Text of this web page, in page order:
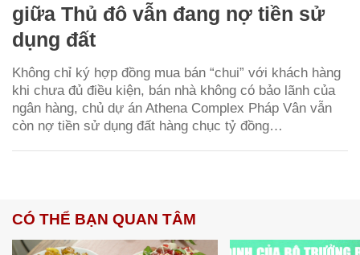
giữa Thủ đô vẫn đang nợ tiền sử
dụng đất
Không chỉ ký hợp đồng mua bán “chui” với khách hàng
khi chưa đủ điều kiện, bán nhà không có bảo lãnh của
ngân hàng, chủ dự án Athena Complex Pháp Vân vẫn
còn nợ tiền sử dụng đất hàng chục tỷ đồng…
CÓ THỂ BẠN QUAN TÂM